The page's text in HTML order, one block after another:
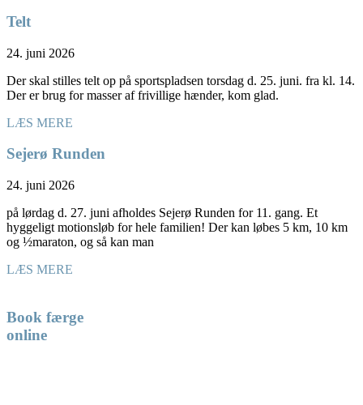
Telt
24. juni 2026
Der skal stilles telt op på sportspladsen torsdag d. 25. juni. fra kl. 14.
Der er brug for masser af frivillige hænder, kom glad.
LÆS MERE
Sejerø Runden
24. juni 2026
på lørdag d. 27. juni afholdes Sejerø Runden for 11. gang. Et
hyggeligt motionsløb for hele familien! Der kan løbes 5 km, 10 km
og ½maraton, og så kan man
LÆS MERE
Book færge
online